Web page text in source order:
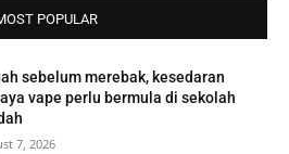
POPULAR
sebelum merebak, kesedaran
vape perlu bermula di sekolah
7, 2026